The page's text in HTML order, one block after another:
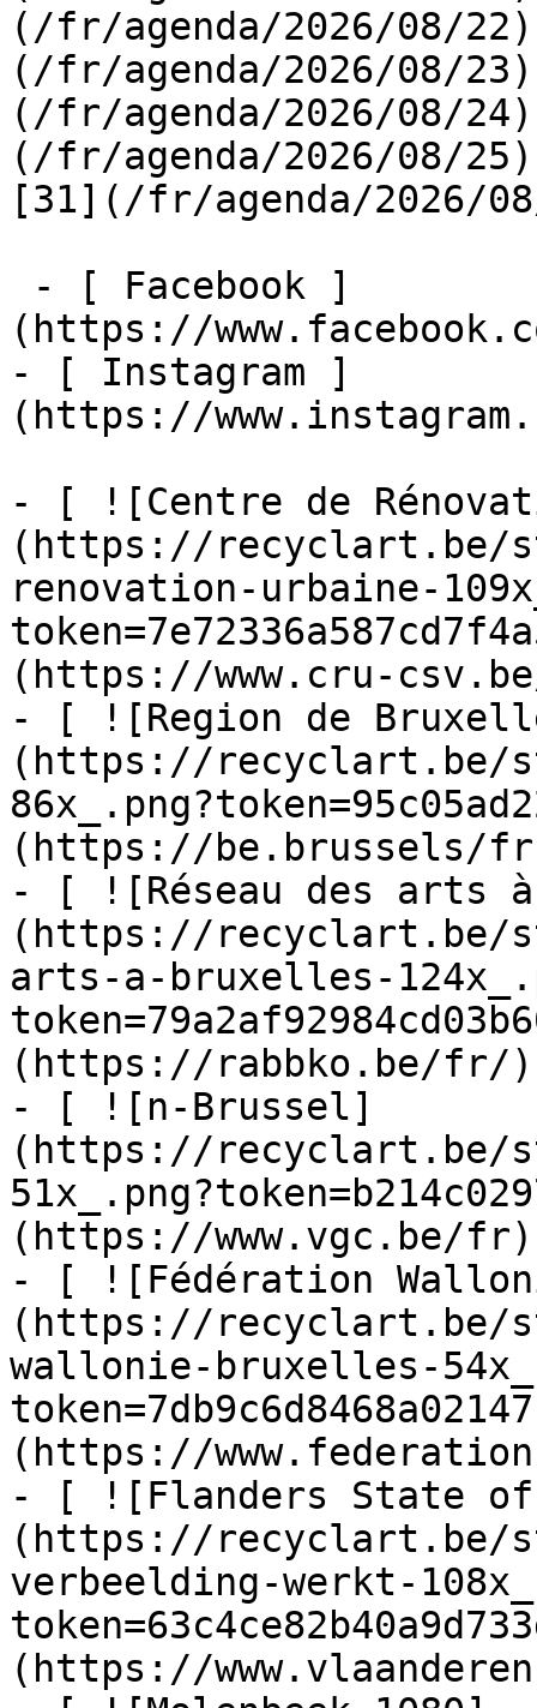
(/fr/agenda/2026/08/
(/fr/agenda/2026/08/
(/fr/agenda/2026/08/
(/fr/agenda/2026/08/
[31](/fr/agenda/
(https://
- [ Instagram ]
(https://
- [ ![Centre de
(https://recyclart.be/
renovation-urbaine-
(https://www.cru-
- [ ![Region de
(https://recyclart.be/
(https://be.brussels/
- [ ![Réseau des arts
(https://recyclart.be/
arts-a-bruxelles-
(https://rabbko.be/fr/)
- [ ![n-Brussel]
(https://recyclart.be/
(https://www.vgc.be/fr)
- [ ![Fédération
(https://recyclart.be/
wallonie-bruxelles-
(https://
- [ ![Flanders State
(https://recyclart.be/
verbeelding-werkt-
(https://